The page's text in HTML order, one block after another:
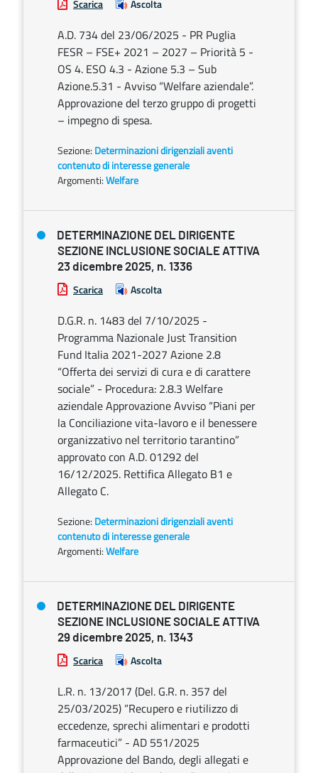
Scarica Ascolta
A.D. 734 del 23/06/2025 - PR Puglia
FESR – FSE+ 2021 – 2027 – Priorità 5 -
OS 4. ESO 4.3 - Azione 5.3 – Sub
Azione.5.31 - Avviso “Welfare aziendale”.
Approvazione del terzo gruppo di progetti
– impegno di spesa.
Sezione: Determinazioni dirigenziali aventi
contenuto di interesse generale
Argomenti:Welfare
DETERMINAZIONE DEL DIRIGENTE
SEZIONE INCLUSIONE SOCIALE ATTIVA
23 dicembre 2025, n. 1336
Scarica Ascolta
D.G.R. n. 1483 del 7/10/2025 -
Programma Nazionale Just Transition
Fund Italia 2021-2027 Azione 2.8
“Offerta dei servizi di cura e di carattere
sociale” - Procedura: 2.8.3 Welfare
aziendale Approvazione Avviso “Piani per
la Conciliazione vita-lavoro e il benessere
organizzativo nel territorio tarantino”
approvato con A.D. 01292 del
16/12/2025. Rettifica Allegato B1 e
Allegato C.
Sezione: Determinazioni dirigenziali aventi
contenuto di interesse generale
Argomenti:Welfare
DETERMINAZIONE DEL DIRIGENTE
SEZIONE INCLUSIONE SOCIALE ATTIVA
29 dicembre 2025, n. 1343
Scarica Ascolta
L.R. n. 13/2017 (Del. G.R. n. 357 del
25/03/2025) “Recupero e riutilizzo di
eccedenze, sprechi alimentari e prodotti
farmaceutici” - AD 551/2025
Approvazione del Bando, degli allegati e